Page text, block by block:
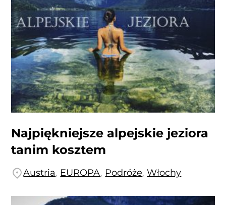
Najpiękniejsze alpejskie jeziora
tanim kosztem
Austria, EUROPA, Podróże,Włochy